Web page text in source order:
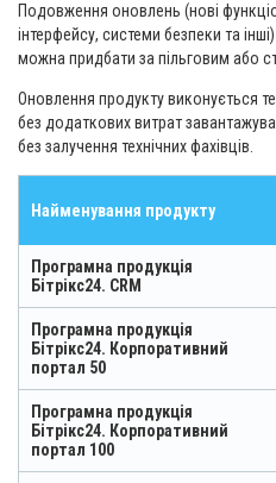
Подовження оновлень (нові
інтерфейсу, системи безпеки та
можна придбати за пільговим або
Оновлення продукту виконується
без додаткових витрат
без залучення технічних фахівців.
Найменування продукту
Програмна продукція
Бітрікс24. CRM
Програмна продукція
Бітрікс24. Корпоративний
портал 50
Програмна продукція
Бітрікс24. Корпоративний
портал 100